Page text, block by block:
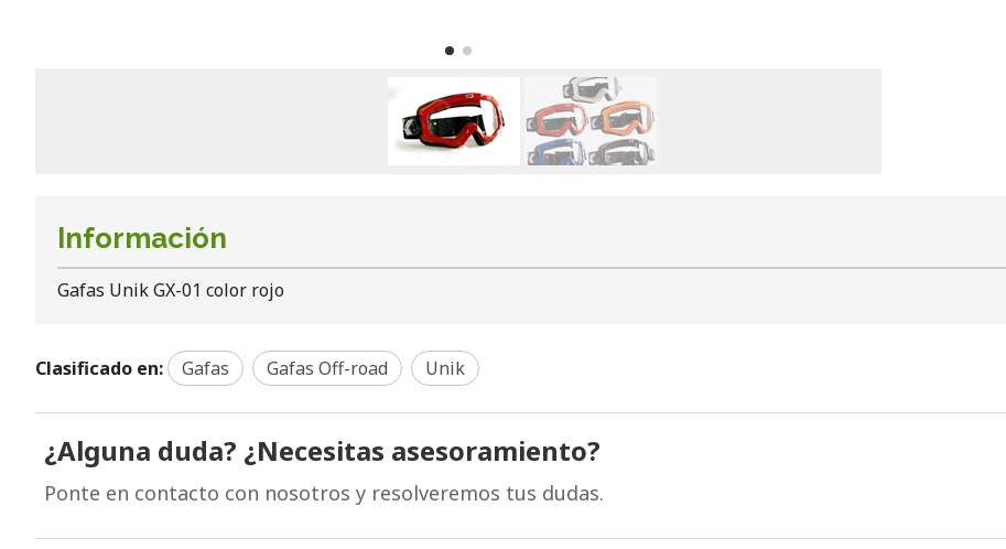
Información
Gafas Unik GX-01 color rojo
Clasificado en: Gafas Gafas Off-road Unik
¿Alguna duda? ¿Necesitas asesoramiento?
Ponte en contacto con nosotros y resolveremos tus dudas.